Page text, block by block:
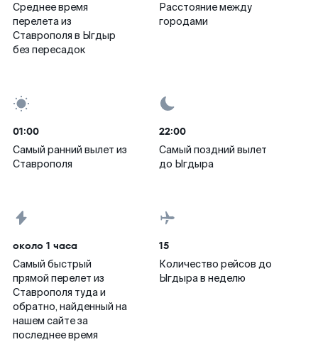
Среднее время
перелета из
Ставрополя в Ыгдыр
без пересадок
Расстояние между
городами
01:00
Самый ранний вылет из
Ставрополя
22:00
Самый поздний вылет
до Ыгдыра
около 1 часа
Самый быстрый
прямой перелет из
Ставрополя туда и
обратно, найденный на
нашем сайте за
последнее время
15
Количество рейсов до
Ыгдыра в неделю